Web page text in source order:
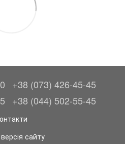
+38 (073) 426-45-45
+38 (044) 502-55-45
сайту